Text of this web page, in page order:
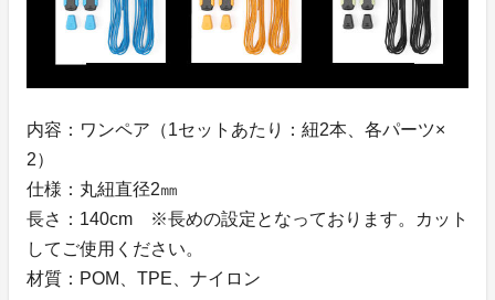
内容：ワンペア（1セットあたり：紐2本、各パーツ×
2）
仕様：丸紐直径2㎜
長さ：140cm ※長めの設定となっております。カット
してご使用ください。
材質：POM、TPE、ナイロン